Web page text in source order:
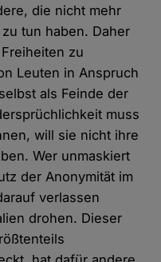
die nicht mehr
tun haben. Daher
zu
Leuten in Anspruch
als Feinde der
muss
will sie nicht ihre
Wer unmaskiert
der Anonymität im
verlassen
drohen. Dieser